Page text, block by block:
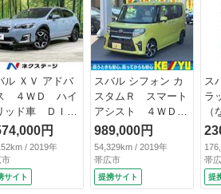
ル ＸＶ アドバ
４ＷＤ ハイ
ッド車 ＤＩＡ
ＮＥサウンドナ
イド・バック
ラ アイサイト
テクノロジー
ダークルーズ
円
/ 2019年
市
サイト
スバル シフォン カ
スタムＲ スマート
アシスト ４ＷＤ
寒冷地仕様 禁煙
８インチナビ 両側
電動スライドドア
フルセグＴＶ Ｂｌ
ｕｅｔｏｏｔｈ バ
989,000円
54,329km / 2019年
帯広市
提携サイト
ス
ラ
（
帯
提